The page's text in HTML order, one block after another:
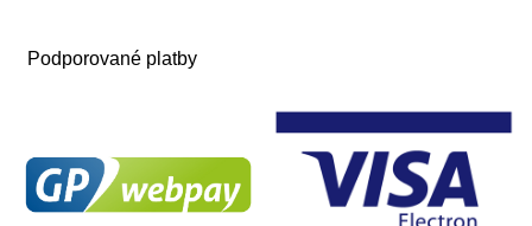
Podporované platby